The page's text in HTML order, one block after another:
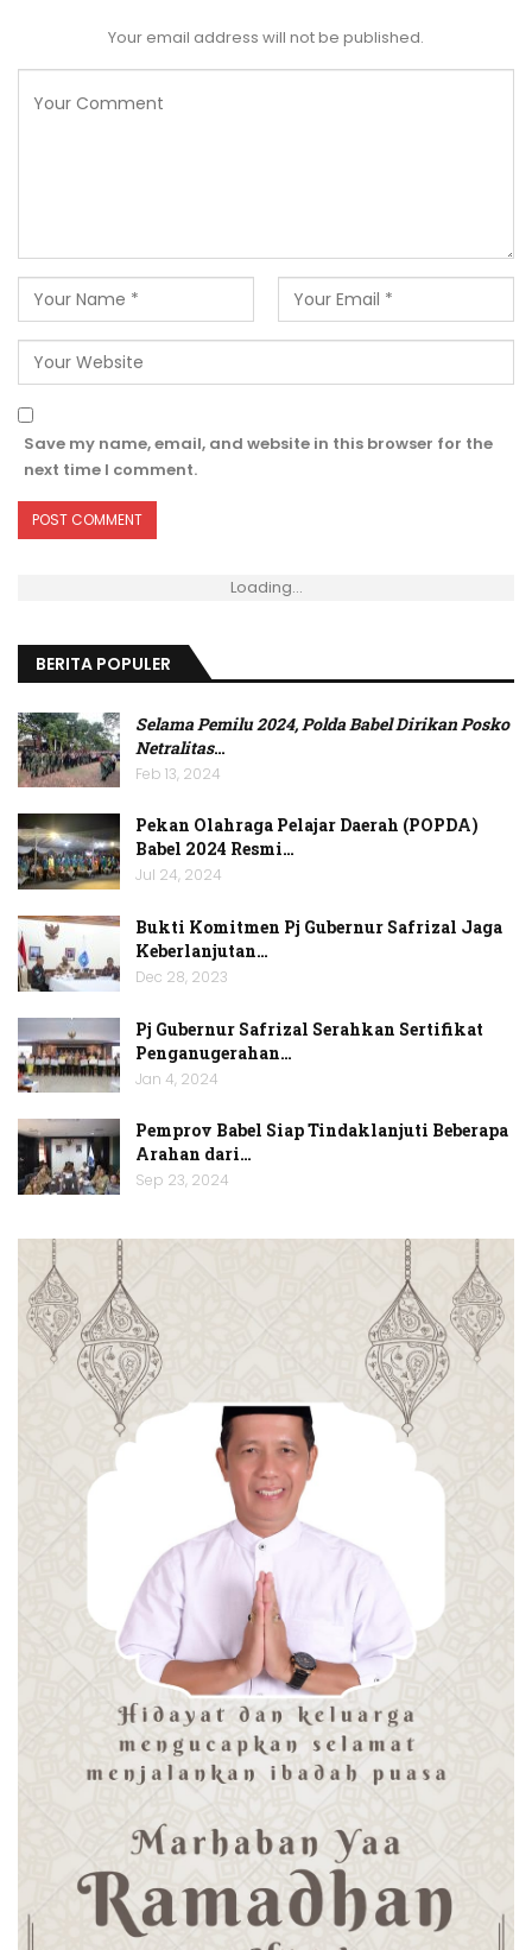
Your email address will not be published.
Save my name, email, and website in this browser for the
next time I comment.
Loading...
BERITA POPULER
Selama Pemilu 2024, Polda Babel Dirikan Posko
Netralitas…
Feb 13, 2024
Pekan Olahraga Pelajar Daerah (POPDA)
Babel 2024 Resmi…
Jul 24, 2024
Bukti Komitmen Pj Gubernur Safrizal Jaga
Keberlanjutan…
Dec 28, 2023
Pj Gubernur Safrizal Serahkan Sertifikat
Penganugerahan…
Jan 4, 2024
Pemprov Babel Siap Tindaklanjuti Beberapa
Arahan dari…
Sep 23, 2024